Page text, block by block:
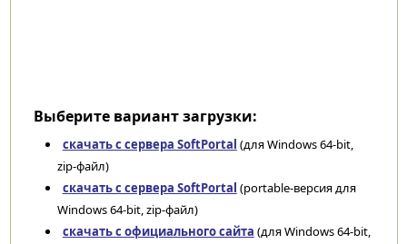
Выберите вариант загрузки:
скачать с сервера SoftPortal (для Windows 64-bit,
zip-файл)
скачать с сервера SoftPortal (portable-версия для
Windows 64-bit, zip-файл)
скачать с официального сайта (для Windows 64-bit,